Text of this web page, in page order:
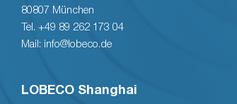
80807 München
Tel. +49 89 262 173 04
Mail: info@lobeco.de
LOBECO Shanghai